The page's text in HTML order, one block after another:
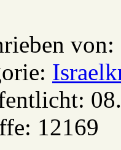
von:
12169